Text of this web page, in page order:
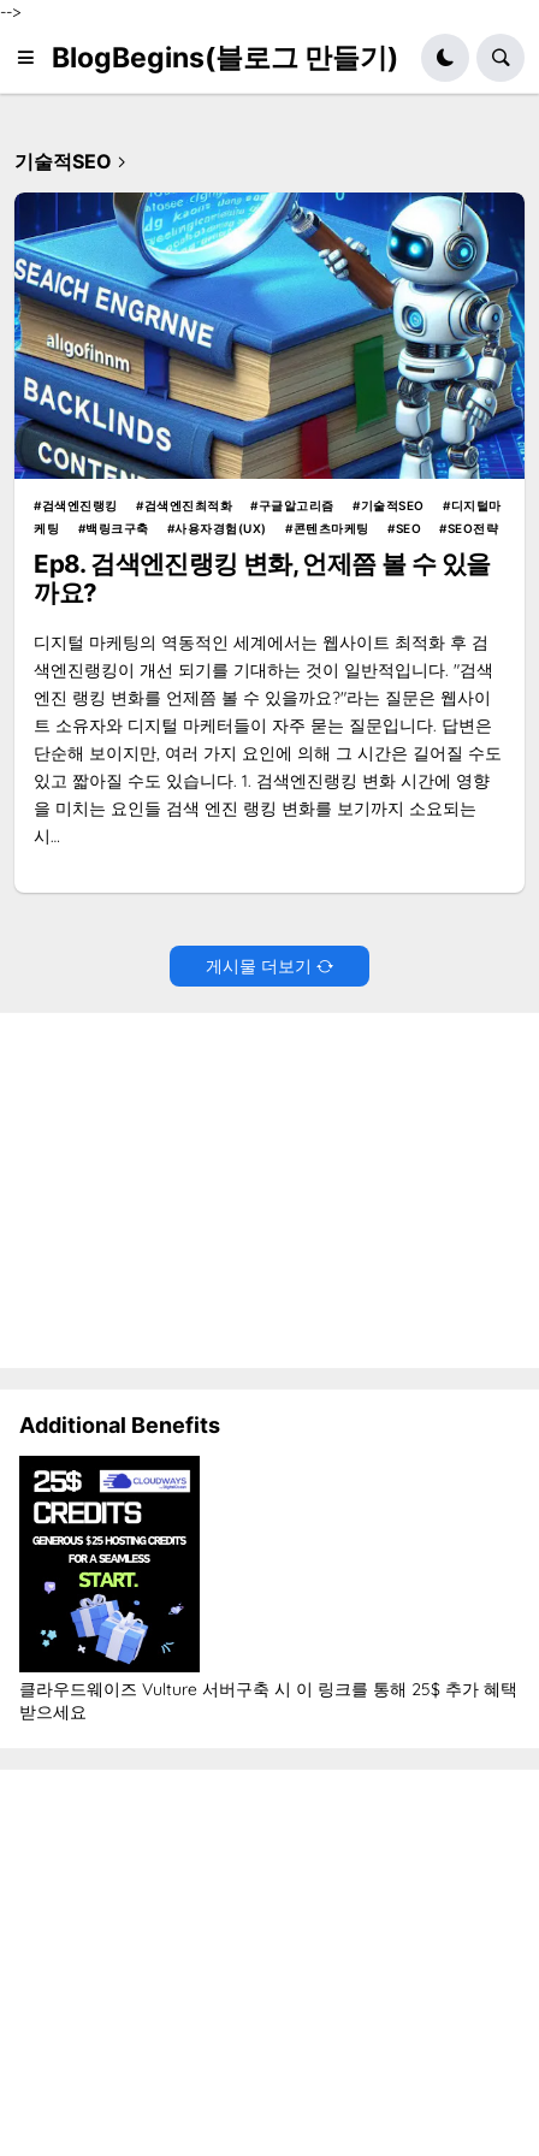
-->
BlogBegins(블로그 만들기)
기술적SEO
검색엔진랭킹 검색엔진최적화 구글알고리즘 기술적SEO
디지털마
케팅
백링크구축 사용자경험(UX) 콘텐츠마케팅 SEO SEO전략
Ep8. 검색엔진랭킹 변화, 언제쯤 볼 수 있을
까요?
디지털 마케팅의 역동적인 세계에서는 웹사이트 최적화 후 검
색엔진랭킹이 개선 되기를 기대하는 것이 일반적입니다. "검색
엔진 랭킹 변화를 언제쯤 볼 수 있을까요?"라는 질문은 웹사이
트 소유자와 디지털 마케터들이 자주 묻는 질문입니다. 답변은
단순해 보이지만, 여러 가지 요인에 의해 그 시간은 길어질 수도
있고 짧아질 수도 있습니다. 1. 검색엔진랭킹 변화 시간에 영향
을 미치는 요인들 검색 엔진 랭킹 변화를 보기까지 소요되는
시…
게시물 더보기
Additional Benefits
클라우드웨이즈 Vulture 서버구축 시 이 링크를 통해 25$ 추가 혜택
받으세요